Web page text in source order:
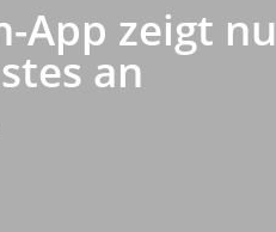
App zeigt
an